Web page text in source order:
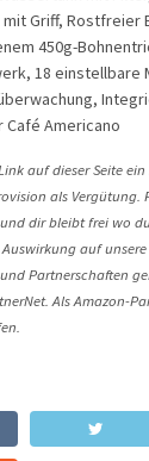
Griff, Rostfreier
450g-
18 einstellbare
Café Americano
auf dieser Seite
als Vergütung.
dir bleibt frei wo
auf
Partnerschaften
Als Amazon-